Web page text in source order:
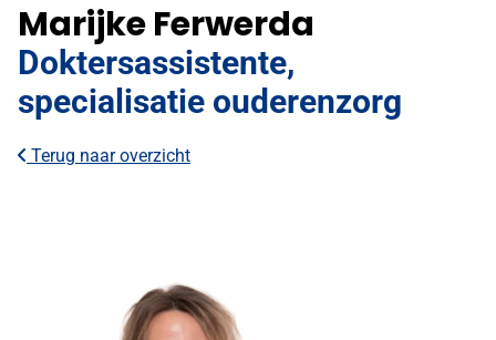
Marijke Ferwerda
Doktersassistente,
specialisatie ouderenzorg
Terug naar overzicht